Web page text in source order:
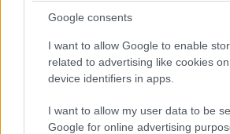
Google consents
I want to allow Google to enable
related to advertising like cookies
device identifiers in apps.
I want to allow my user data to be
Google for online advertising
Το κοινό γέμισε την αυλή της
(φωτ.: Κώστας
«Φυσικά και θα συζητάμε με